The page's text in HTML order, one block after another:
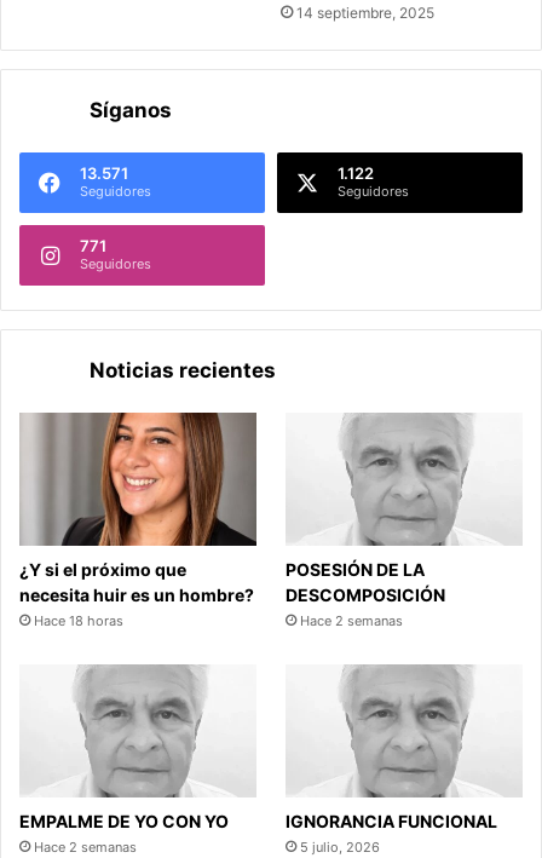
14 septiembre, 2025
Síganos
13.571
Seguidores
1.122
Seguidores
771
Seguidores
Noticias recientes
¿Y si el próximo que
necesita huir es un hombre?
Hace 18 horas
POSESIÓN DE LA
DESCOMPOSICIÓN
Hace 2 semanas
EMPALME DE YO CON YO
Hace 2 semanas
IGNORANCIA FUNCIONAL
5 julio, 2026